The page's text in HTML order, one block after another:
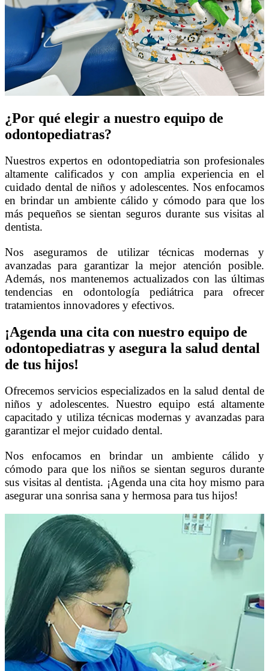
¿Por qué elegir a nuestro equipo de
odontopediatras?
Nuestros expertos en odontopediatria son profesionales
altamente calificados y con amplia experiencia en el
cuidado dental de niños y adolescentes. Nos enfocamos
en brindar un ambiente cálido y cómodo para que los
más pequeños se sientan seguros durante sus visitas al
dentista.
Nos aseguramos de utilizar técnicas modernas y
avanzadas para garantizar la mejor atención posible.
Además, nos mantenemos actualizados con las últimas
tendencias en odontología pediátrica para ofrecer
tratamientos innovadores y efectivos.
¡Agenda una cita con nuestro equipo de
odontopediatras y asegura la salud dental
de tus hijos!
Ofrecemos servicios especializados en la salud dental de
niños y adolescentes. Nuestro equipo está altamente
capacitado y utiliza técnicas modernas y avanzadas para
garantizar el mejor cuidado dental.
Nos enfocamos en brindar un ambiente cálido y
cómodo para que los niños se sientan seguros durante
sus visitas al dentista. ¡Agenda una cita hoy mismo para
asegurar una sonrisa sana y hermosa para tus hijos!